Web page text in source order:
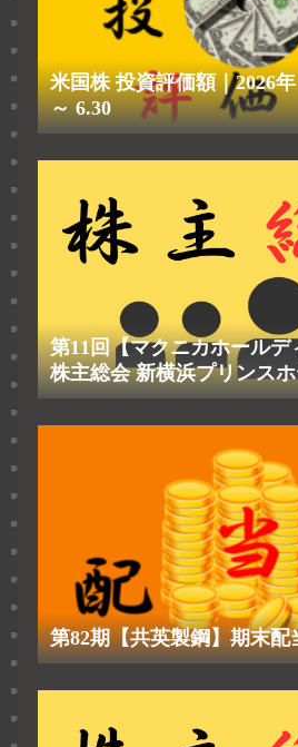
米国株 投資評価額｜2026
～ 6.30
第11回【マクニカホールデ
株主総会 新横浜プリンスホ
第82期【共英製鋼】期末配